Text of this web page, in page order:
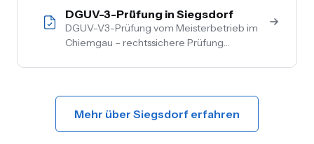
DGUV-3-Prüfung in Siegsdorf
DGUV-V3-Prüfung vom Meisterbetrieb im
Chiemgau – rechtssichere Prüfung
Mehr über Siegsdorf erfahren